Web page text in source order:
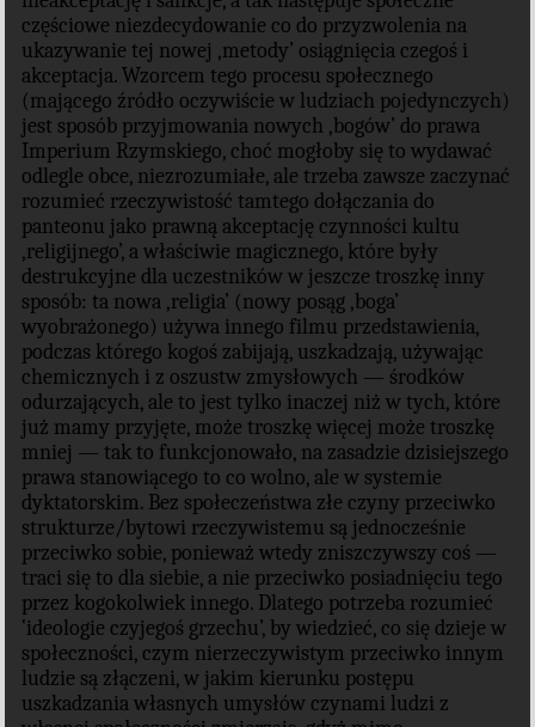
częściowe niezdecydowanie co do przyzwolenia na
ukazywanie tej nowej ‚metody’ osiągnięcia czegoś i
akceptacja. Wzorcem tego procesu społecznego
(mającego źródło oczywiście w ludziach pojedynczych)
jest sposób przyjmowania nowych ‚bogów’ do prawa
Imperium Rzymskiego, choć mogłoby się to wydawać
odlegle obce, niezrozumiałe, ale trzeba zawsze zaczynać
rozumieć rzeczywistość tamtego dołączania do
panteonu jako prawną akceptację czynności kultu
‚religijnego’, a właściwie magicznego, które były
destrukcyjne dla uczestników w jeszcze troszkę inny
sposób: ta nowa ‚religia’ (nowy posąg ‚boga’
wyobrażonego) używa innego filmu przedstawienia,
podczas którego kogoś zabijają, uszkadzają, używając
chemicznych i z oszustw zmysłowych — środków
odurzających, ale to jest tylko inaczej niż w tych, które
już mamy przyjęte, może troszkę więcej może troszkę
mniej — tak to funkcjonowało, na zasadzie dzisiejszego
prawa stanowiącego to co wolno, ale w systemie
dyktatorskim. Bez społeczeństwa złe czyny przeciwko
strukturze/bytowi rzeczywistemu są jednocześnie
przeciwko sobie, ponieważ wtedy zniszczywszy coś —
traci się to dla siebie, a nie przeciwko posiadnięciu tego
przez kogokolwiek innego. Dlatego potrzeba rozumieć
‛ideologie czyjegoś grzechu’, by wiedzieć, co się dzieje w
społeczności, czym nierzeczywistym przeciwko innym
ludzie są złączeni, w jakim kierunku postępu
uszkadzania własnych umysłów czynami ludzi z